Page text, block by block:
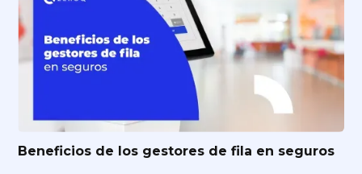
Beneficios de los gestores de fila en seguros